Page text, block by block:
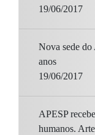
19/06/2017
Nova sede
anos
19/06/2017
APESP
humanos.